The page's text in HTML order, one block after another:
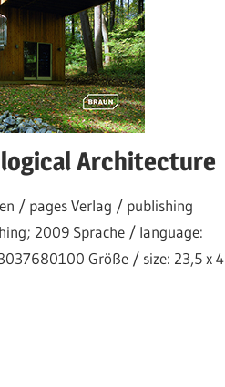
Architecture
/ pages Verlag / publishing
2009 Sprache / language:
Größe / size: 23,5 x 4